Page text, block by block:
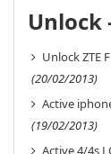
Unlock
Unlock ZTE
(20/02/2013)
Active
(19/02/2013)
Active 4/4s